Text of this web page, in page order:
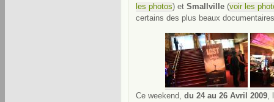
les photos) et Smallville (voir les
certains des plus beaux
Ce weekend, du 24 au 26 Avril 2009,